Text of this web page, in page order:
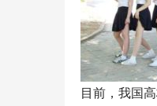
目前，我国